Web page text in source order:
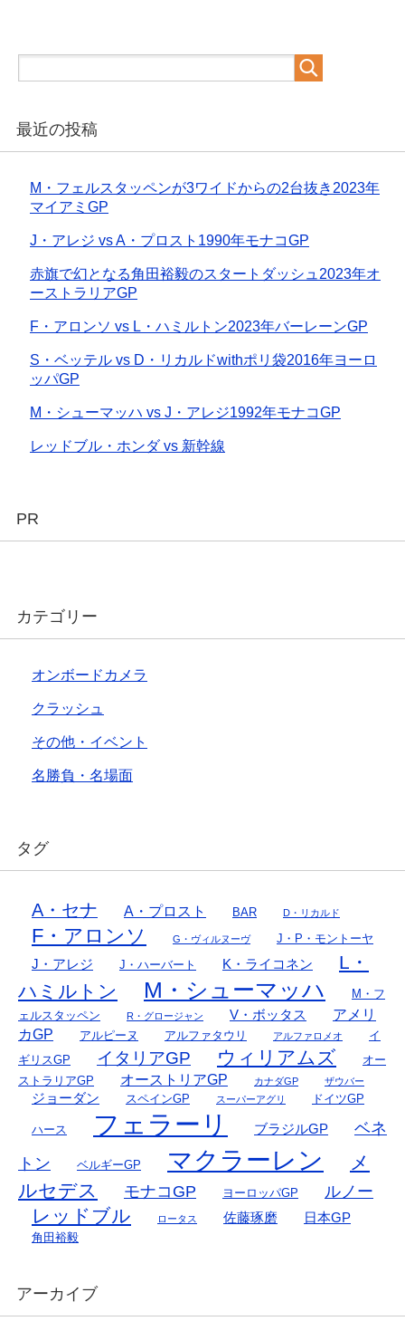
最近の投稿
M・フェルスタッペンが3ワイドからの2台抜き2023年
マイアミGP
J・アレジ vs A・プロスト1990年モナコGP
赤旗で幻となる角田裕毅のスタートダッシュ2023年オ
ーストラリアGP
F・アロンソ vs L・ハミルトン2023年バーレーンGP
S・ベッテル vs D・リカルドwithポリ袋2016年ヨーロ
ッパGP
M・シューマッハ vs J・アレジ1992年モナコGP
レッドブル・ホンダ vs 新幹線
PR
カテゴリー
オンボードカメラ
クラッシュ
その他・イベント
名勝負・名場面
タグ
A・セナ A・プロスト BAR D・リカルド
F・アロンソ G・ヴィルヌーヴ J・P・モントーヤ
J・アレジ J・ハーバート K・ライコネン
L・
ハミルトン
M・シューマッハ
M・フ
ェルスタッペン
R・グロージャン V・ボッタス
アメリ
カGP
アルピーヌ アルファタウリ アルファロメオ
イ
ギリスGP
イタリアGP ウィリアムズ
オー
ストラリアGP
オーストリアGP カナダGP ザウバー
ジョーダン スペインGP スーパーアグリ ドイツGP
ハース フェラーリ ブラジルGP
ベネ
トン
ベルギーGP マクラーレン
メ
ルセデス
モナコGP ヨーロッパGP ルノー
レッドブル ロータス 佐藤琢磨 日本GP
角田裕毅
アーカイブ